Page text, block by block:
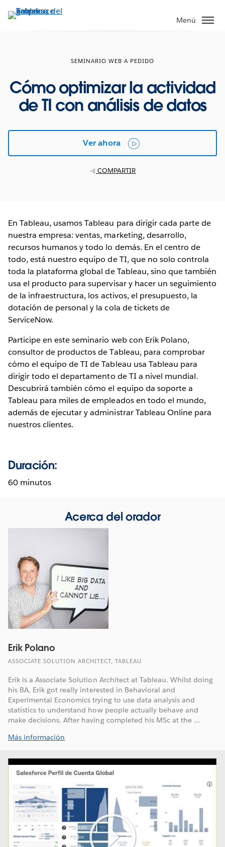
Menú
SEMINARIO WEB A PEDIDO
Cómo optimizar la actividad
de TI con análisis de datos
Ver ahora
COMPARTIR
En Tableau, usamos Tableau para dirigir cada parte de
nuestra empresa: ventas, marketing, desarrollo,
recursos humanos y todo lo demás. En el centro de
todo, está nuestro equipo de TI, que no solo controla
toda la plataforma global de Tableau, sino que también
usa el producto para supervisar y hacer un seguimiento
de la infraestructura, los activos, el presupuesto, la
dotación de personal y la cola de tickets de
ServiceNow.
Participe en este seminario web con Erik Polano,
consultor de productos de Tableau, para comprobar
cómo el equipo de TI de Tableau usa Tableau para
dirigir todo el departamento de TI a nivel mundial.
Descubrirá también cómo el equipo da soporte a
Tableau para miles de empleados en todo el mundo,
además de ejecutar y administrar Tableau Online para
nuestros clientes.
Duración:
60 minutos
Acerca del orador
Erik Polano
ASSOCIATE SOLUTION ARCHITECT, TABLEAU
Erik is a Associate Solution Architect at Tableau. Whilst doing
his BA, Erik got really interested in Behavioral and
Experimental Economics trying to use data analysis and
statistics to understand how people actually behave and
make decisions. After having completed his MSc at the ...
Más información